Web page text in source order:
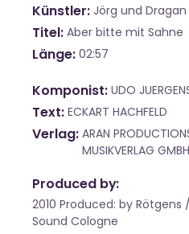
Künstler Jörg und
Titel Aber bitte mit Sahne
Länge 02:57
Komponist UDO
Text ECKART HACHFELD
Verlag ARAN
MUSIKVERLAG GMBH
Produced by:
2010 Produced: by
Sound Cologne